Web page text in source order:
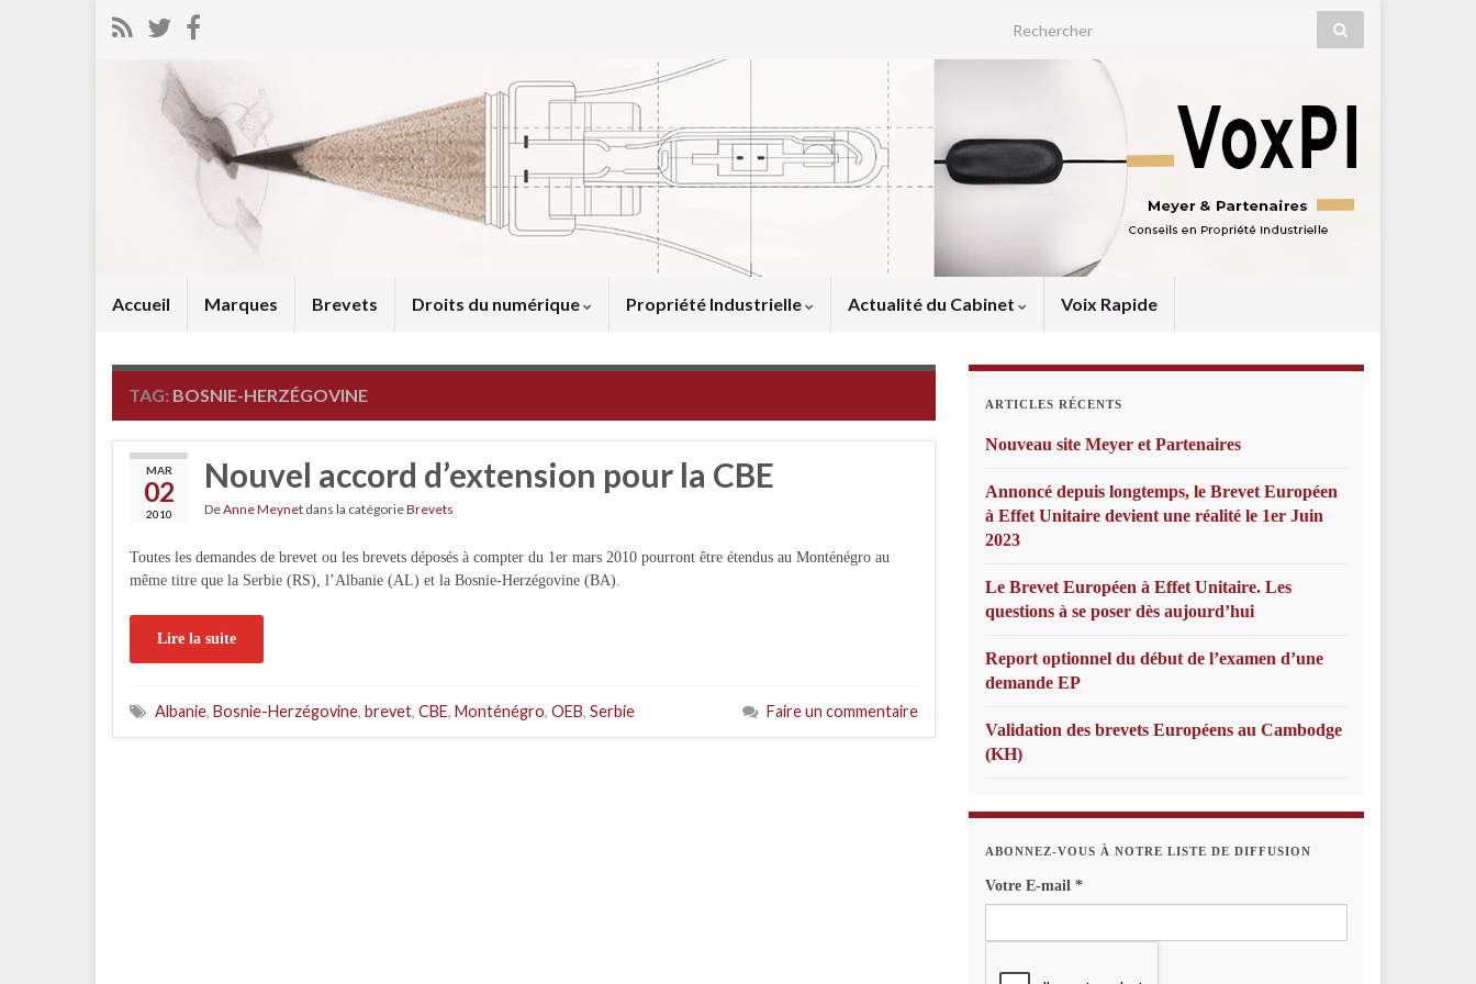
Search for:
Accueil Marques Brevets Droits du numérique Propriété Industrielle Actualité du Cabinet Voix Rapide
TAG: BOSNIE-HERZÉGOVINE
MAR
02
2010
Nouvel accord d’extension pour la CBE
DeAnne Meynet dans la catégorieBrevets
Toutes les demandes de brevet ou les brevets déposés à compter du 1er mars 2010 pourront être étendus au Monténégro au
même titre que la Serbie (RS), l’Albanie (AL) et la Bosnie-Herzégovine (BA).
Lire la suite
Albanie, Bosnie-Herzégovine, brevet, CBE, Monténégro, OEB, Serbie Faire un commentaire
ARTICLES RÉCENTS
Nouveau site Meyer et Partenaires
Annoncé depuis longtemps, le Brevet Européen
à Effet Unitaire devient une réalité le 1er Juin
2023
Le Brevet Européen à Effet Unitaire. Les
questions à se poser dès aujourd’hui
Report optionnel du début de l’examen d’une
demande EP
Validation des brevets Européens au Cambodge
(KH)
ABONNEZ-VOUS À NOTRE LISTE DE DIFFUSION
Votre E-mail *